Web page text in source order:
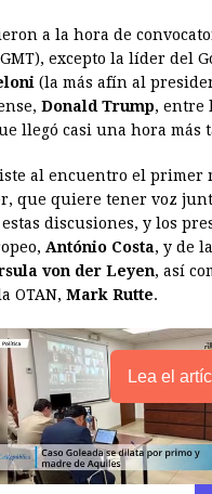
a la hora de
excepto la líder del
(la más afín al
Donald Trump, entre
llegó casi una hora más
al encuentro el
que quiere tener voz
discusiones, y los
António Costa, y de la
von der Leyen, así
OTAN, Mark Rutte.
Lea el